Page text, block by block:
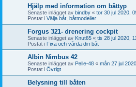
Hjälp med information om båttyp
Senaste inlägget av bindby « tor 30 jul 2020,
Postat i Välja båt, båtmodeller
Forgus 321- drenering cockpit
Senaste inlägget av Knut65 « tis 28 jul 2020,
Postat i Fixa och vårda din båt
Albin Nimbus 42
Senaste inlägget av Pelle-48 « mån 27 jul
Postat i Övrigt
Belysning till båten